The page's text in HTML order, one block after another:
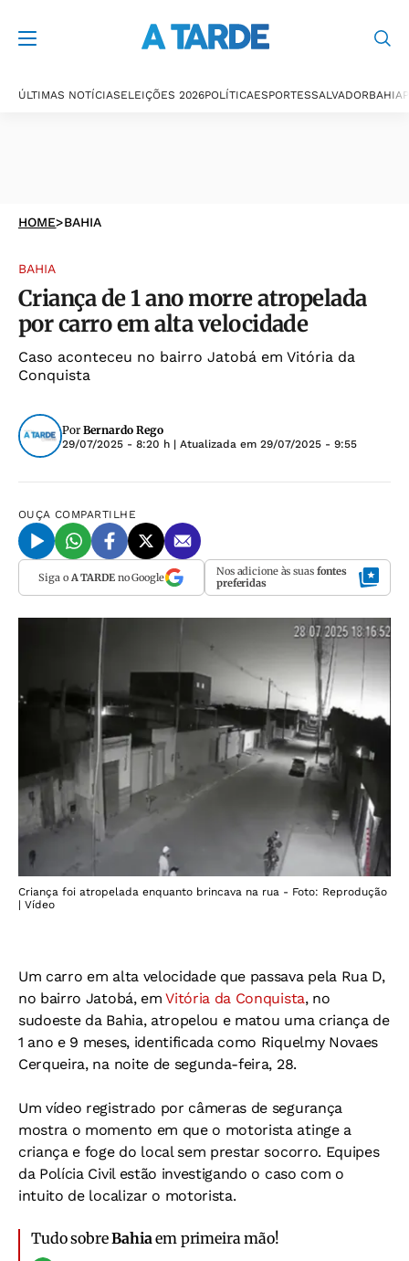
ÚLTIMAS NOTÍCIASELEIÇÕES 2026POLÍTICAESPORTESSALVADORBAHIA
HOME>BAHIA
BAHIA
Criança de 1 ano morre atropelada
por carro em alta velocidade
Caso aconteceu no bairro Jatobá em Vitória da
Conquista
Por Bernardo Rego
29/07/2025 - 8:20 h | Atualizada em 29/07/2025 - 9:55
OUÇA COMPARTILHE
Siga o A TARDEno Google Nos adicione às suas fontes
preferidas
Criança foi atropelada enquanto brincava na rua - Foto: Reprodução
| Vídeo
Um carro em alta velocidade que passava pela Rua D,
no bairro Jatobá, emVitória da Conquista, no
sudoeste da Bahia, atropelou e matou uma criança de
1 ano e 9 meses, identificada como Riquelmy Novaes
Cerqueira,na noite de segunda-feira, 28.
Um vídeo registrado por câmeras de segurança
mostra o momento em que o motorista atinge a
criança e foge do local sem prestar socorro. Equipes
da Polícia Civil estão investigando o caso com o
intuito de localizar o motorista.
Tudo sobreBahiaem primeira mão!